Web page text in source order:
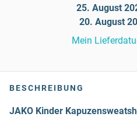
25. August
20. August
Mein
BESCHREIBUNG
JAKO Kinder